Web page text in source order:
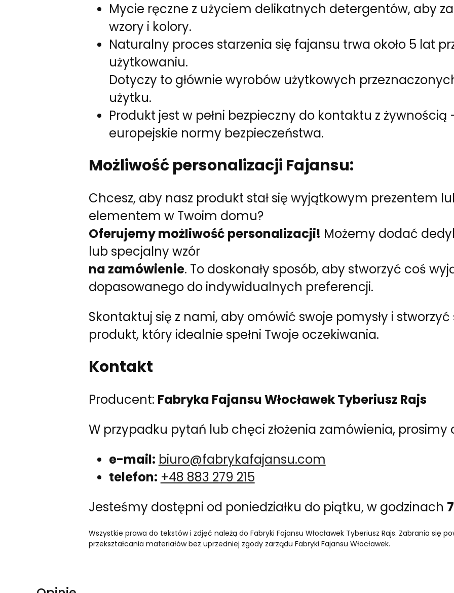
Mycie ręczne z użyciem delikatnych detergentów, aby
wzory i kolory.
Naturalny proces starzenia się fajansu trwa około 5 lat
użytkowaniu.
Dotyczy to głównie wyrobów użytkowych
użytku.
Produkt jest w pełni bezpieczny do kontaktu z żywnością
europejskie normy bezpieczeństwa.
Możliwość personalizacji Fajansu:
Chcesz, aby nasz produkt stał się wyjątkowym prezentem
elementem w Twoim domu?
Oferujemy możliwość personalizacji! Możemy dodać
lub specjalny wzór
na zamówienie. To doskonały sposób, aby stworzyć coś
dopasowanego do indywidualnych preferencji.
Skontaktuj się z nami, aby omówić swoje pomysły i
produkt, który idealnie spełni Twoje oczekiwania.
Kontakt
Producent: Fabryka Fajansu Włocławek Tyberiusz Rajs
W przypadku pytań lub chęci złożenia zamówienia, prosimy
e-mail: biuro@fabrykafajansu.com
telefon: +48 883 279 215
Jesteśmy dostępni od poniedziałku do piątku, w godzinach
Wszystkie prawa do tekstów i zdjęć należą do Fabryki Fajansu Włocławek Tyberiusz Rajs. Zabrania się
przekształcania materiałów bez uprzedniej zgody zarządu Fabryki Fajansu Włocławek.